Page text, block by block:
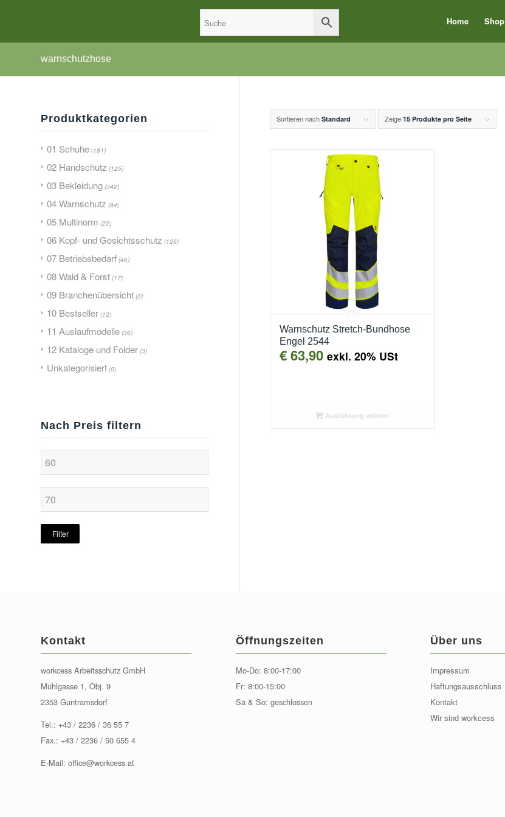
Home Shop
warnschutzhose
Sortieren nach Standard Zeige 15 Produkte pro Seite
Warnschutz Stretch-Bundhose
Engel 2544
€63,90 exkl. 20% USt
Ausführung wählen
Produktkategorien
01 Schuhe (181)
02 Handschutz (125)
03 Bekleidung (342)
04 Warnschutz (84)
05 Multinorm (22)
06 Kopf- und Gesichtsschutz (126)
07 Betriebsbedarf (46)
08 Wald & Forst (17)
09 Branchenübersicht (0)
10 Bestseller (12)
11 Auslaufmodelle (36)
12 Kataloge und Folder (3)
Unkategorisiert (0)
Nach Preis filtern
Filter
Kontakt
workcess Arbeitsschutz GmbH
Mühlgasse 1, Obj. 9
2353 Guntramsdorf
Tel.: +43 / 2236 / 36 55 7
Fax.: +43 / 2236 / 50 655 4
E-Mail: office@workcess.at
Öffnungszeiten
Mo-Do: 8:00-17:00
Fr: 8:00-15:00
Sa & So: geschlossen
Über uns
Impressum
Haftungsausschluss
Kontakt
Wir sind workcess